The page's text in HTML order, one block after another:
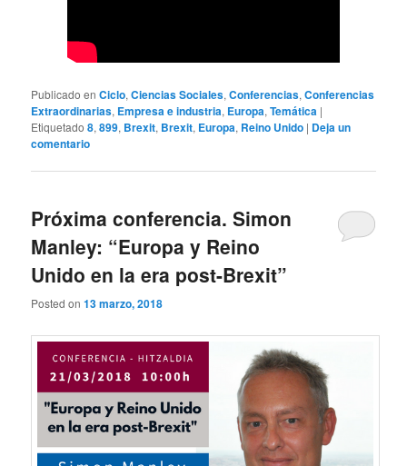
Publicado en Ciclo,Ciencias Sociales,Conferencias,Conferencias
Extraordinarias, Empresa e industria, Europa,Temática |
Etiquetado 8,899, Brexit, Brexit, Europa, Reino Unido | Deja un
comentario
Próxima conferencia. Simon
Manley: “Europa y Reino
Unido en la era post-Brexit”
Posted on13 marzo, 2018